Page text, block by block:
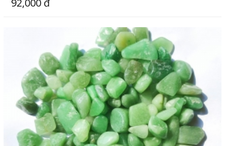
92,000 đ